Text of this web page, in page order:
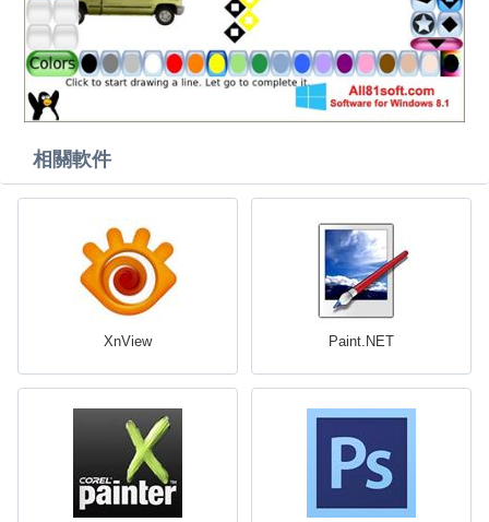
相關軟件
XnView Paint.NET